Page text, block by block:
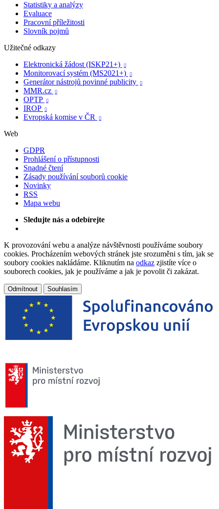
Statistiky a analýzy
Evaluace
Pracovní příležitosti
Slovník pojmů
Užitečné odkazy
Elektronická žádost (ISKP21+)

Monitorovací systém (MS2021+) 
Generátor nástrojů povinné publicity 
MMR.cz 
OPTP 
IROP 
Evropská komise v ČR 
Web
GDPR
Prohlášení o přístupnosti
Snadné čtení
Zásady používání souborů cookie
Novinky
RSS
Mapa webu
Sledujte nás a odebírejte
K provozování webu a analýze návštěvnosti používáme soubory
cookies. Procházením webových stránek jste srozuměni s tím, jak se
soubory cookies nakládáme. Kliknutím na odkaz zjistíte více o
souborech cookies, jak je používáme a jak je povolit či zakázat.
Odmítnout Souhlasím